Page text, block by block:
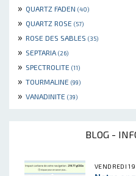
» QUARTZ FADEN (40)
» QUARTZ ROSE (57)
» ROSE DES SABLES (35)
» SEPTARIA (26)
» SPECTROLITE (11)
» TOURMALINE (99)
» VANADINITE (39)
BLOG -
VENDREDI